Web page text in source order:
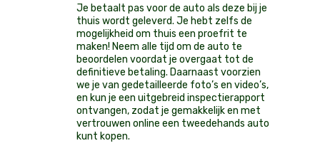
Je betaalt pas voor de auto als deze bij je
thuis wordt geleverd. Je hebt zelfs de
mogelijkheid om thuis een proefrit te
maken! Neem alle tijd om de auto te
beoordelen voordat je overgaat tot de
definitieve betaling. Daarnaast voorzien
we je van gedetailleerde foto’s en video’s,
en kun je een uitgebreid inspectierapport
ontvangen, zodat je gemakkelijk en met
vertrouwen online een tweedehands auto
kunt kopen.